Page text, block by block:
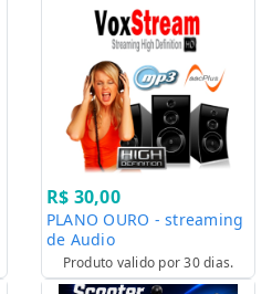
R$ 30,00
PLANO OURO - streaming
de Audio
Produto valido por 30 dias.